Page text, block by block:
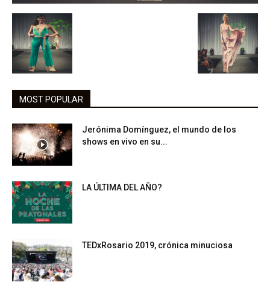
MOST POPULAR
Jerónima Domínguez, el mundo de los
shows en vivo en su...
LA ÚLTIMA DEL AÑO?
TEDxRosario 2019, crónica minuciosa